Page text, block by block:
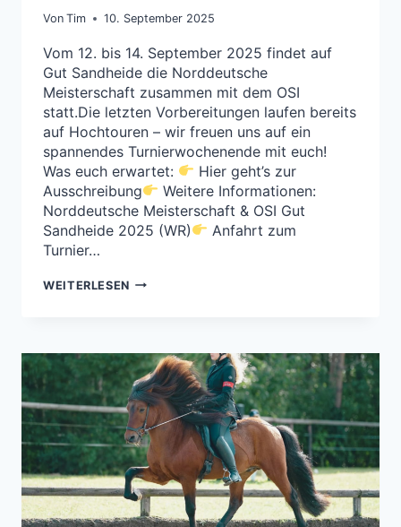
Von Tim 10. September 2025
Vom 12. bis 14. September 2025 findet auf
Gut Sandheide die Norddeutsche
Meisterschaft zusammen mit dem OSI
statt.Die letzten Vorbereitungen laufen bereits
auf Hochtouren – wir freuen uns auf ein
spannendes Turnierwochenende mit euch!
Was euch erwartet:
Hier geht’s zur
Ausschreibung
Weitere Informationen:
Norddeutsche Meisterschaft & OSI Gut
Sandheide 2025 (WR)
Anfahrt zum
Turnier…
WEITERLESEN DIESE
LOS:
NORDDEUTSCHE
MEISTERSCHAFT
&
OSI
GUT
SANDHEIDE
2025